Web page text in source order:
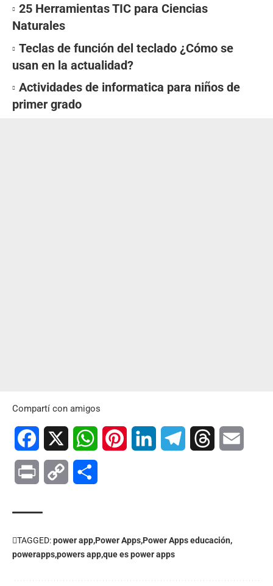
25 Herramientas TIC para Ciencias
Naturales
Teclas de función del teclado ¿Cómo se
usan en la actualidad?
Actividades de informatica para niños de
primer grado
Compartí con amigos
Facebook WhatsAppPinterest LinkedIn TelegramThreads
Print Copy
TAGGED:power app Power Apps Power Apps educación
powerappspowers appque es power apps